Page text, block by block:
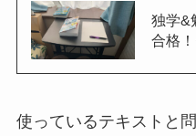
独学&
合格
使っているテキストと